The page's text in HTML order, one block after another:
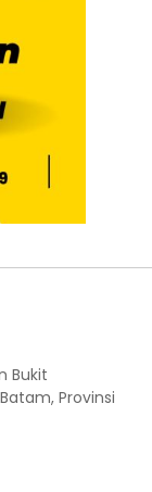
Bukit
Provinsi